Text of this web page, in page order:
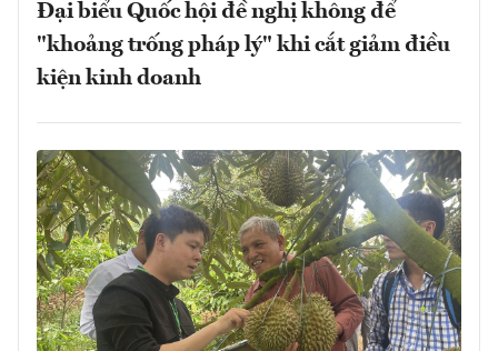
Đại biểu Quốc hội đề nghị không để
"khoảng trống pháp lý" khi cắt giảm điều
kiện kinh doanh